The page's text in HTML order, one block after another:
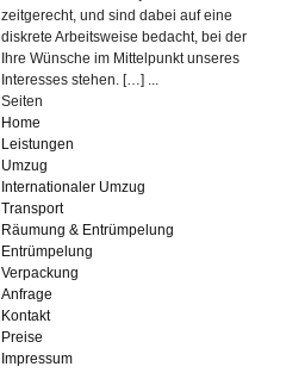
zeitgerecht, und sind dabei auf eine
diskrete Arbeitsweise bedacht, bei der
Ihre Wünsche im Mittelpunkt unseres
Interesses stehen. […] ...
Seiten
Home
Leistungen
Umzug
Internationaler Umzug
Transport
Räumung & Entrümpelung
Entrümpelung
Verpackung
Anfrage
Kontakt
Preise
Impressum